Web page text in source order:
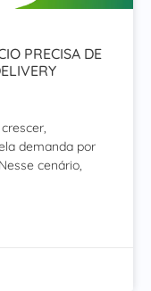
PRECISA DE
demanda por
cenário,